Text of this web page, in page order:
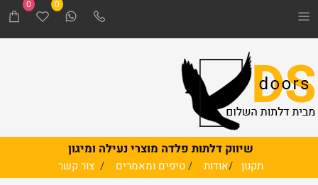
שיווק דלתות פלדה מוצרי נעילה ומיגון
תקנון /אודות /טיפים ומאמרים /צור קשר
0 0